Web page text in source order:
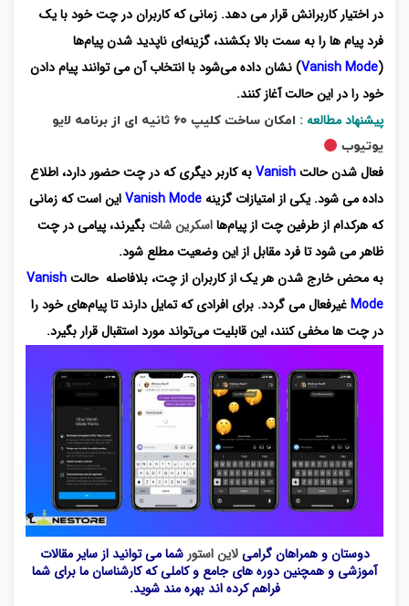
در اختیار کاربرانش قرار می دهد. زمانی که کاربران در چت خود با یک
فرد پیام ها را به سمت بالا بکشند، گزینه‌ای ناپدید شدن پیام‌ها
(
Vanish Mode) نشان داده می‌شود با انتخاب آن می توانند پیام دادن
خود را در این حالت آغاز کنند.
پیشنهاد مطالعه :
امکان ساخت کلیپ ۶۰ ثانیه ای از برنامه لایو
یوتیوب
فعال شدن حالتVanishبه کاربر دیگری که در چت حضور دارد، اطلاع
داده می شود. یکی از امتیازات گزینهVanish Mode
این است که زمانی
که هرکدام از طرفین چت از پیام‌هااسکرین شات بگیرند، پیامی در چت
ظاهر می شود تا فرد مقابل از این وضعیت مطلع شود.
به محض خارج شدن هر یک از کاربران از چت، بلافاصله حالتVanish
Modeغیرفعال می گردد. برای افرادی که تمایل دارند تا پیام‌های خود را
در چت ها مخفی کنند، این قابلیت می‌تواند مورد استقبال قرار بگیرد.
دوستان و همراهان گرامیلاین استور شما می توانید از سایر مقالات
آموزشی و همچنین دوره های جامع و کاملی که کارشناسان ما برای شما
فراهم کرده اند بهره مند شوید.